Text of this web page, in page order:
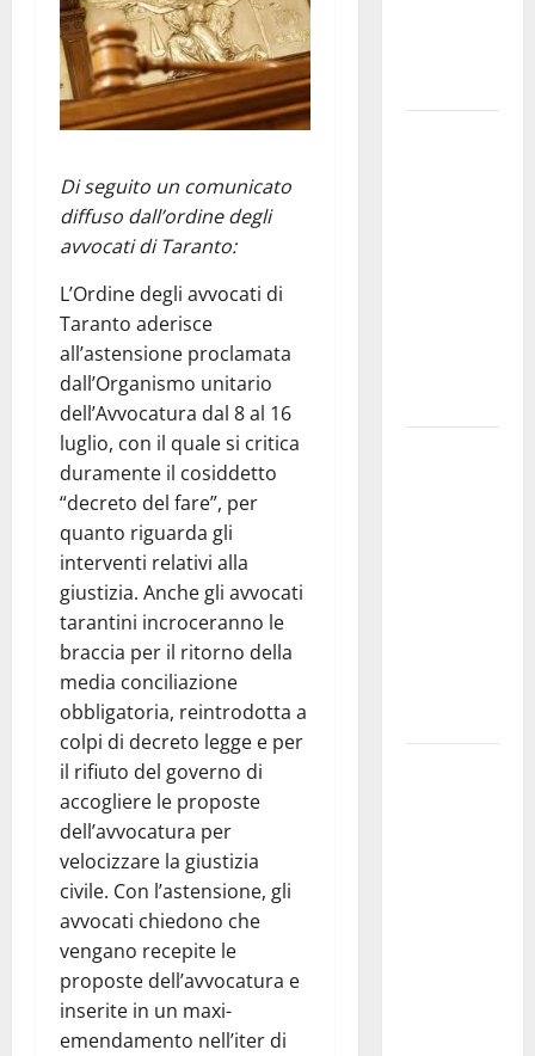
Di seguito un comunicato
diffuso dall’ordine degli
avvocati di Taranto:
L’Ordine degli avvocati di
Taranto aderisce
all’astensione proclamata
dall’Organismo unitario
dell’Avvocatura dal 8 al 16
luglio, con il quale si critica
duramente il cosiddetto
“decreto del fare”, per
quanto riguarda gli
interventi relativi alla
giustizia. Anche gli avvocati
tarantini incroceranno le
braccia per il ritorno della
media conciliazione
obbligatoria, reintrodotta a
colpi di decreto legge e per
il rifiuto del governo di
accogliere le proposte
dell’avvocatura per
velocizzare la giustizia
civile. Con l’astensione, gli
avvocati chiedono che
vengano recepite le
proposte dell’avvocatura e
inserite in un maxi-
emendamento nell’iter di